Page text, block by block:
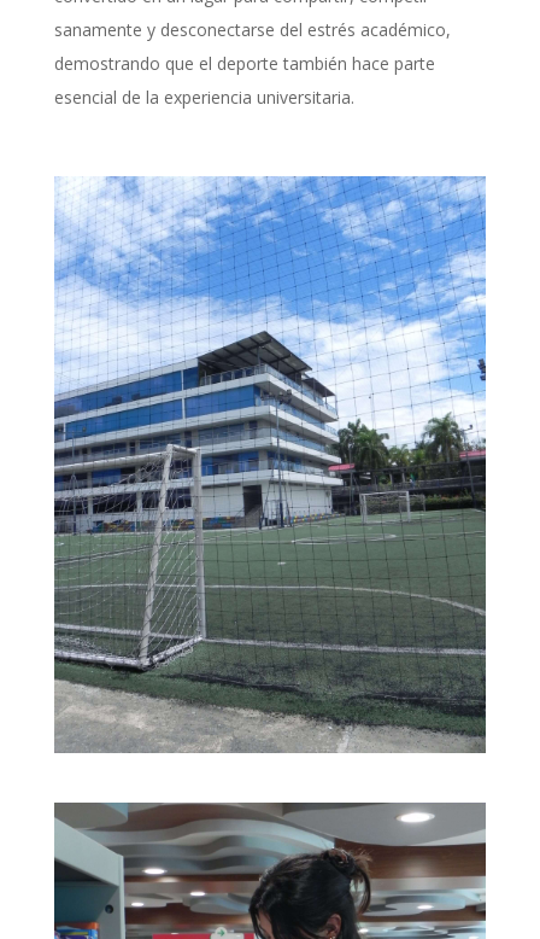
sanamente y desconectarse del estrés académico,
demostrando que el deporte también hace parte
esencial de la experiencia universitaria.